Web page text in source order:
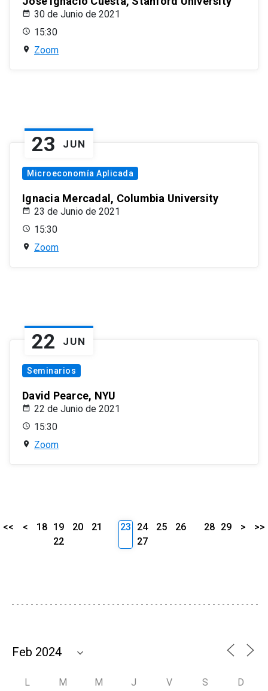
30 de Junio de 2021
15:30
Zoom
23 JUN
Microeconomía Aplicada
Ignacia Mercadal, Columbia University
23 de Junio de 2021
15:30
Zoom
22 JUN
Seminarios
David Pearce, NYU
22 de Junio de 2021
15:30
Zoom
<< < 18 19 20
21
22
23 24 25
26
27
28 29 > >>
L M M J V S D